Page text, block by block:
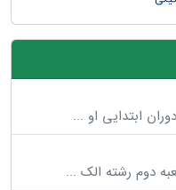
ابتدایی او ...
دوم رشته الک ...